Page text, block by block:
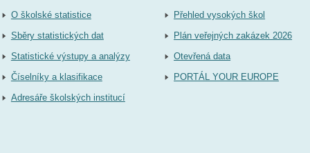
O školské statistice
Sběry statistických dat
Statistické výstupy a analýzy
Číselníky a klasifikace
Adresáře školských institucí
Přehled vysokých škol
Plán veřejných zakázek 2026
Otevřená data
PORTÁL YOUR EUROPE